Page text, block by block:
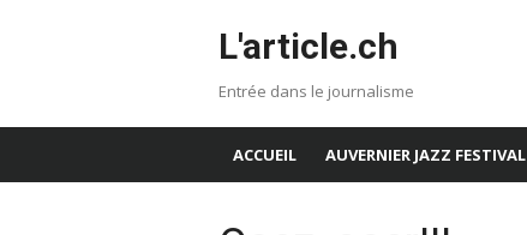
L'article.ch
Entrée dans le journalisme
ACCUEIL AUVERNIER JAZZ FESTIVAL